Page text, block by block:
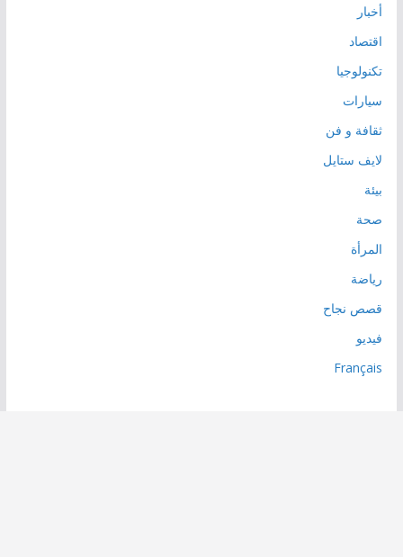
أخبار
اقتصاد
تكنولوجيا
سيارات
ثقافة و فن
لايف ستايل
بيئة
صحة
المرأة
رياضة
قصص نجاح
فيديو
Français